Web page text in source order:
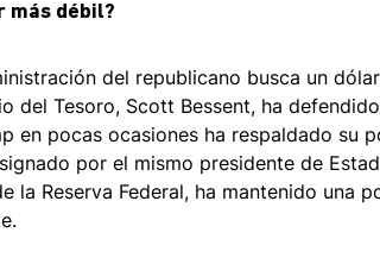
más débil?
del republicano busca un
del Tesoro, Scott Bessent, ha
en pocas ocasiones ha respaldado su
por el mismo presidente de
la Reserva Federal, ha mantenido una